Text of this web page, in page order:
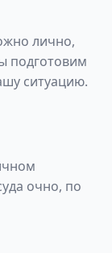
лично,
подготовим
ситуацию.
очно, по